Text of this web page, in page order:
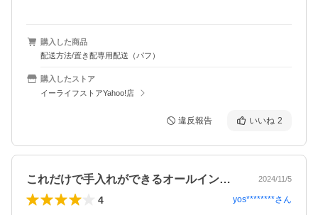
購入した商品
配送方法/置き配専用配送（パフ）
購入したストア
イーライフストアYahoo!店
違反報告 いいね 2
これだけで手入れができるオールインワン… 2024/11/5
4 yos********さん